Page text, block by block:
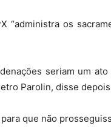
“administra os
seriam um
Parolin, disse
para que não